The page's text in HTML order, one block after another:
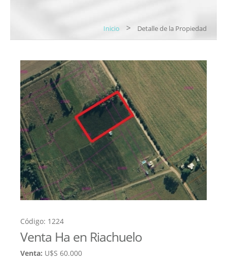
Inicio > Detalle de la Propiedad
Código: 1224
Venta Ha en Riachuelo
Venta: U$S 60.000